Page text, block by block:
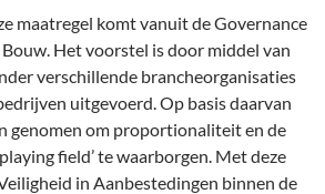
maatregel komt vanuit de Governance
Het voorstel is door middel van
verschillende brancheorganisaties
uitgevoerd. Op basis daarvan
genomen om proportionaliteit en de
field’ te waarborgen. Met deze
in Aanbestedingen binnen de